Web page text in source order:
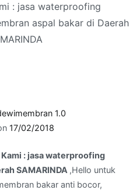
: jasa waterproofing
aspal bakar di Daerah
1.0
17/02/2018
: jasa waterproofing
SAMARINDA ,Hello untuk
bakar anti bocor,